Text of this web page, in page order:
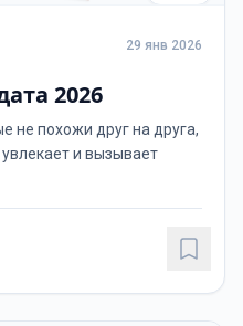
29 янв 2026
2026
не похожи друг на друга,
и вызывает